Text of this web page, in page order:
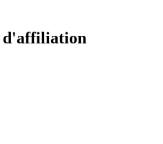
d'affiliation